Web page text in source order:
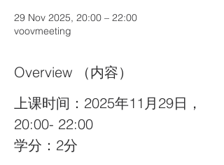
29 Nov 2025, 20:00 – 22:00
voovmeeting
Overview （内容）
上课时间：2025年11月29日，
20:00- 22:00
学分：2分